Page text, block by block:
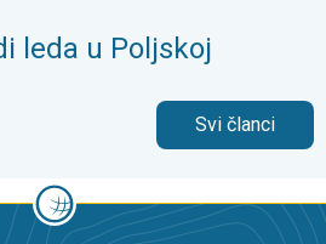
leda u Poljskoj
Svi članci